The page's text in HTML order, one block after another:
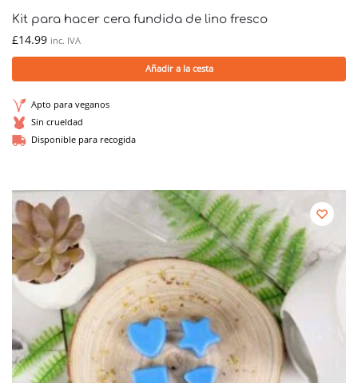
Kit para hacer cera fundida de lino fresco
£14.99 inc. IVA
Añadir a la cesta
Apto para veganos
Sin crueldad
Disponible para recogida